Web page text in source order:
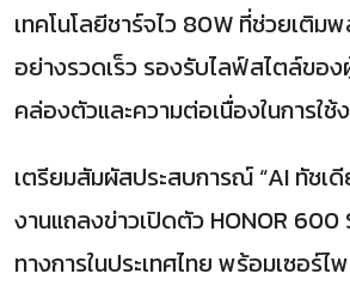
เทคโนโลยีชาร์จไว 80W ที่ช่วยเติม
อย่างรวดเร็ว รองรับไลฟ์สไตล์ขอ
คล่องตัวและความต่อเนื่องในการใช้
เตรียมสัมผัสประสบการณ์ “AI ทัชเดี
งานแถลงข่าวเปิดตัว HONOR 600
ทางการในประเทศไทย พร้อมเซอร์